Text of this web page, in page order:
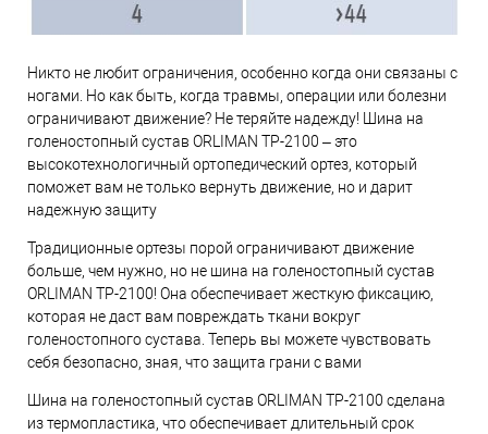
Никто не любит ограничения, особенно когда они связаны с
ногами. Но как быть, когда травмы, операции или болезни
ограничивают движение? Не теряйте надежду! Шина на
голеностопный сустав ORLIMAN TP-2100 – это
высокотехнологичный ортопедический ортез, который
поможет вам не только вернуть движение, но и дарит
надежную защиту
Традиционные ортезы порой ограничивают движение
больше, чем нужно, но не шина на голеностопный сустав
ORLIMAN TP-2100! Она обеспечивает жесткую фиксацию,
которая не даст вам повреждать ткани вокруг
голеностопного сустава. Теперь вы можете чувствовать
себя безопасно, зная, что защита грани с вами
Шина на голеностопный сустав ORLIMAN TP-2100 сделана
из термопластика, что обеспечивает длительный срок